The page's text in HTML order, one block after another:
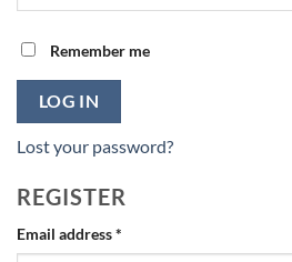
Remember me
LOG IN
Lost your password?
REGISTER
Email address*